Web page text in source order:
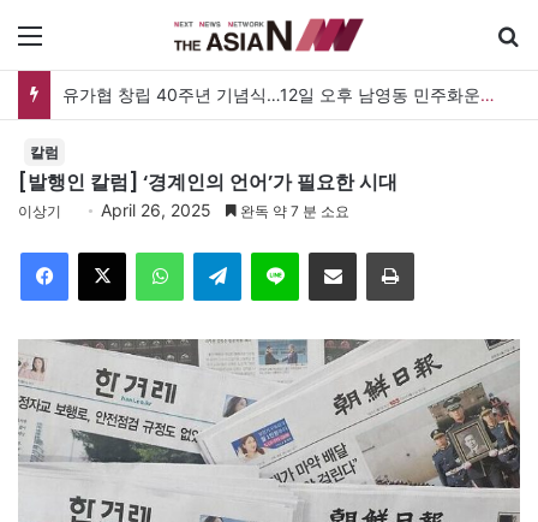
메뉴
유가협 창립 40주년 기념식…12일 오후 남영동 민주화운동기념관
칼럼
[발행인 칼럼] ‘경계인의 언어’가 필요한 시대
이상기 April 26, 2025 완독 약 7 분 소요
Facebook
X WhatsAppTelegramLine 이메일 인쇄